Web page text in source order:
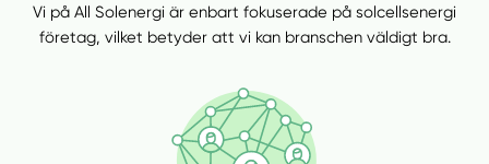
Vi på All Solenergi är enbart fokuserade på solcellsenergi
företag, vilket betyder att vi kan branschen väldigt bra.